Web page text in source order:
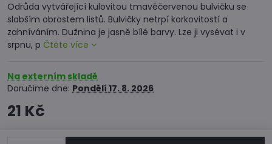
Odrůda vytvářející kulovitou tmavěčervenou bulvičku se
slabším obrostem listů. Bulvičky netrpí korkovitostí a
zahníváním. Dužnina je jasně bílé barvy. Lze ji vysévat i v
srpnu, p Čtěte více
Na externím skladě
Doručíme dne: Pondělí 17. 8. 2026
21 Kč